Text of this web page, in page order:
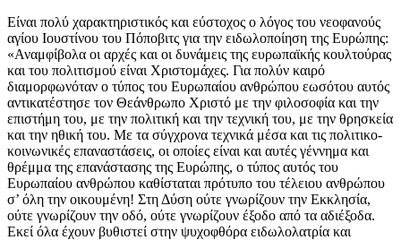
Είναι πολύ χαρακτηριστικός και εύστοχος ο λόγος του νεοφανούς
αγίου Ιουστίνου του Πόποβιτς για την ειδωλοποίηση της Ευρώπης:
«Αναμφίβολα οι αρχές και οι δυνάμεις της ευρωπαϊκής κουλτούρας
και του πολιτισμού είναι Χριστομάχες. Για πολύν καιρό
διαμορφωνόταν ο τύπος του Ευρωπαίου ανθρώπου εωσότου αυτός
αντικατέστησε τον Θεάνθρωπο Χριστό με την φιλοσοφία και την
επιστήμη του, με την πολιτική και την τεχνική του, με την θρησκεία
και την ηθική του. Με τα σύγχρονα τεχνικά μέσα και τις πολιτικο-
κοινωνικές επαναστάσεις, οι οποίες είναι και αυτές γέννημα και
θρέμμα της επανάστασης της Ευρώπης, ο τύπος αυτός του
Ευρωπαίου ανθρώπου καθίσταται πρότυπο του τέλειου ανθρώπου
σ’ όλη την οικουμένη! Στη Δύση ούτε γνωρίζουν την Εκκλησία,
ούτε γνωρίζουν την οδό, ούτε γνωρίζουν έξοδο από τα αδιέξοδα.
Εκεί όλα έχουν βυθιστεί στην ψυχοφθόρα ειδωλολατρία και